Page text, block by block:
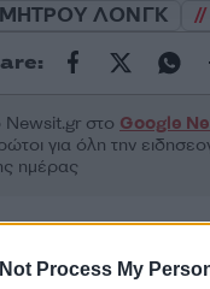
Process My
ΛΟΝΓΚ
Νewsit.gr στο Google
για όλη την
ημέρας